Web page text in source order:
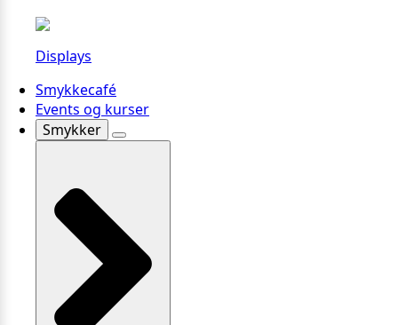
Displays
Smykkecafé
Events og kurser
Smykker